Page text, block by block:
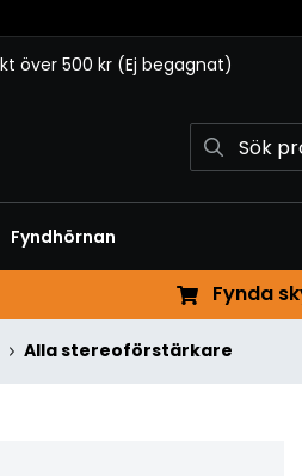
över 500 kr (Ej begagnat)
Fyndhörnan
Fynda
Alla stereoförstärkare